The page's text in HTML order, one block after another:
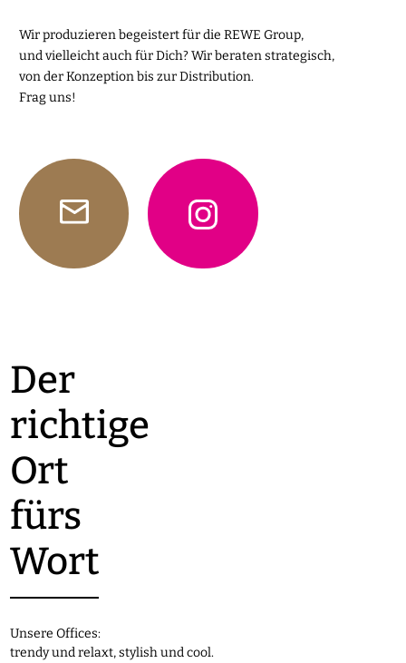
Wir produzieren begeistert für die REWE Group,
und vielleicht auch für Dich? Wir beraten strategisch,
von der Konzeption bis zur Distribution.
Frag uns!
Der
richtige
Ort
fürs
Wort
Unsere Offices:
trendy und relaxt, stylish und cool.